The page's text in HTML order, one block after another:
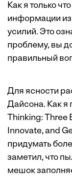
Как я только
информации из
усилий. Это
проблему, вы
правильный
Для ясности
Дайсона. Как я
Thinking: Three
Innovate, and
придумать
заметил, что
мешок